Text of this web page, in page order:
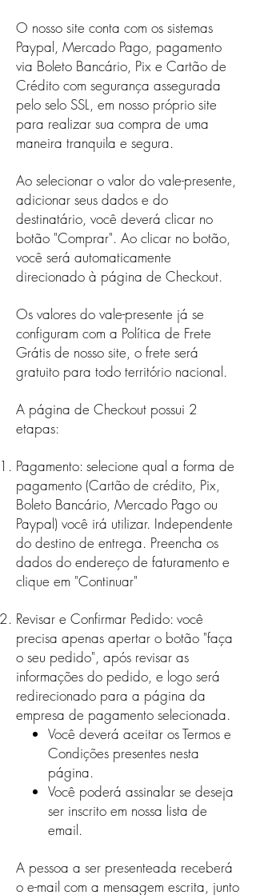
O nosso site conta com os sistemas
Paypal, Mercado Pago, pagamento
via Boleto Bancário, Pix e Cartão de
Crédito com segurança assegurada
pelo selo SSL, em nosso próprio site
para realizar sua compra de uma
maneira tranquila e segura.
Ao selecionar o valor do vale-presente,
adicionar seus dados e do
destinatário, você deverá clicar no
botão "Comprar". Ao clicar no botão,
você será automaticamente
direcionado à página de Checkout.
Os valores do vale-presente já se
configuram com a Política de Frete
Grátis de nosso site, o frete será
gratuito para todo território nacional.
A página de Checkout possui 2
etapas:
Pagamento: selecione qual a forma de
pagamento (Cartão de crédito, Pix,
Boleto Bancário, Mercado Pago ou
Paypal) você irá utilizar. Independente
do destino de entrega. Preencha os
dados do endereço de faturamento e
clique em "Continuar"
Revisar e Confirmar Pedido: você
precisa apenas apertar o botão "faça
o seu pedido", após revisar as
informações do pedido, e logo será
redirecionado para a página da
empresa de pagamento selecionada.
Você deverá aceitar os Termos e
Condições presentes nesta
página.
Você poderá assinalar se deseja
ser inscrito em nossa lista de
email.
A pessoa a ser presenteada receberá
o e-mail com a mensagem escrita, junto